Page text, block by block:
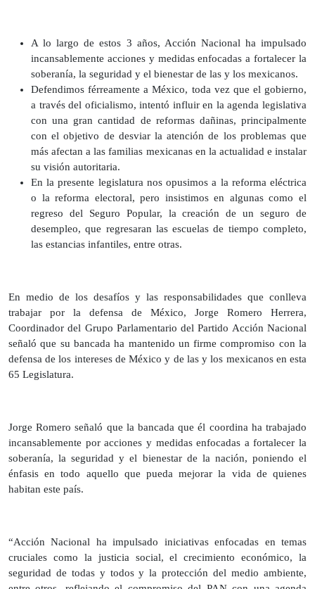
A lo largo de estos 3 años, Acción Nacional ha impulsado
incansablemente acciones y medidas enfocadas a fortalecer la
soberanía, la seguridad y el bienestar de las y los mexicanos.
Defendimos férreamente a México, toda vez que el gobierno,
a través del oficialismo, intentó influir en la agenda legislativa
con una gran cantidad de reformas dañinas, principalmente
con el objetivo de desviar la atención de los problemas que
más afectan a las familias mexicanas en la actualidad e instalar
su visión autoritaria.
En la presente legislatura nos opusimos a la reforma eléctrica
o la reforma electoral, pero insistimos en algunas como el
regreso del Seguro Popular, la creación de un seguro de
desempleo, que regresaran las escuelas de tiempo completo,
las estancias infantiles, entre otras.
En medio de los desafíos y las responsabilidades que conlleva
trabajar por la defensa de México, Jorge Romero Herrera,
Coordinador del Grupo Parlamentario del Partido Acción Nacional
señaló que su bancada ha mantenido un firme compromiso con la
defensa de los intereses de México y de las y los mexicanos en esta
65 Legislatura.
Jorge Romero señaló que la bancada que él coordina ha trabajado
incansablemente por acciones y medidas enfocadas a fortalecer la
soberanía, la seguridad y el bienestar de la nación, poniendo el
énfasis en todo aquello que pueda mejorar la vida de quienes
habitan este país.
“Acción Nacional ha impulsado iniciativas enfocadas en temas
cruciales como la justicia social, el crecimiento económico, la
seguridad de todas y todos y la protección del medio ambiente,